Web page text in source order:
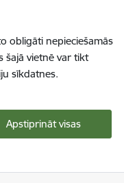
obligāti nepieciešamās
šajā vietnē var tikt
sīkdatnes.
Apstiprināt visas